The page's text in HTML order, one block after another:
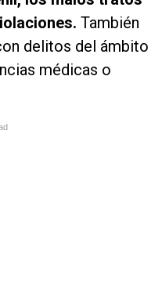
También
delitos del ámbito
médicas o